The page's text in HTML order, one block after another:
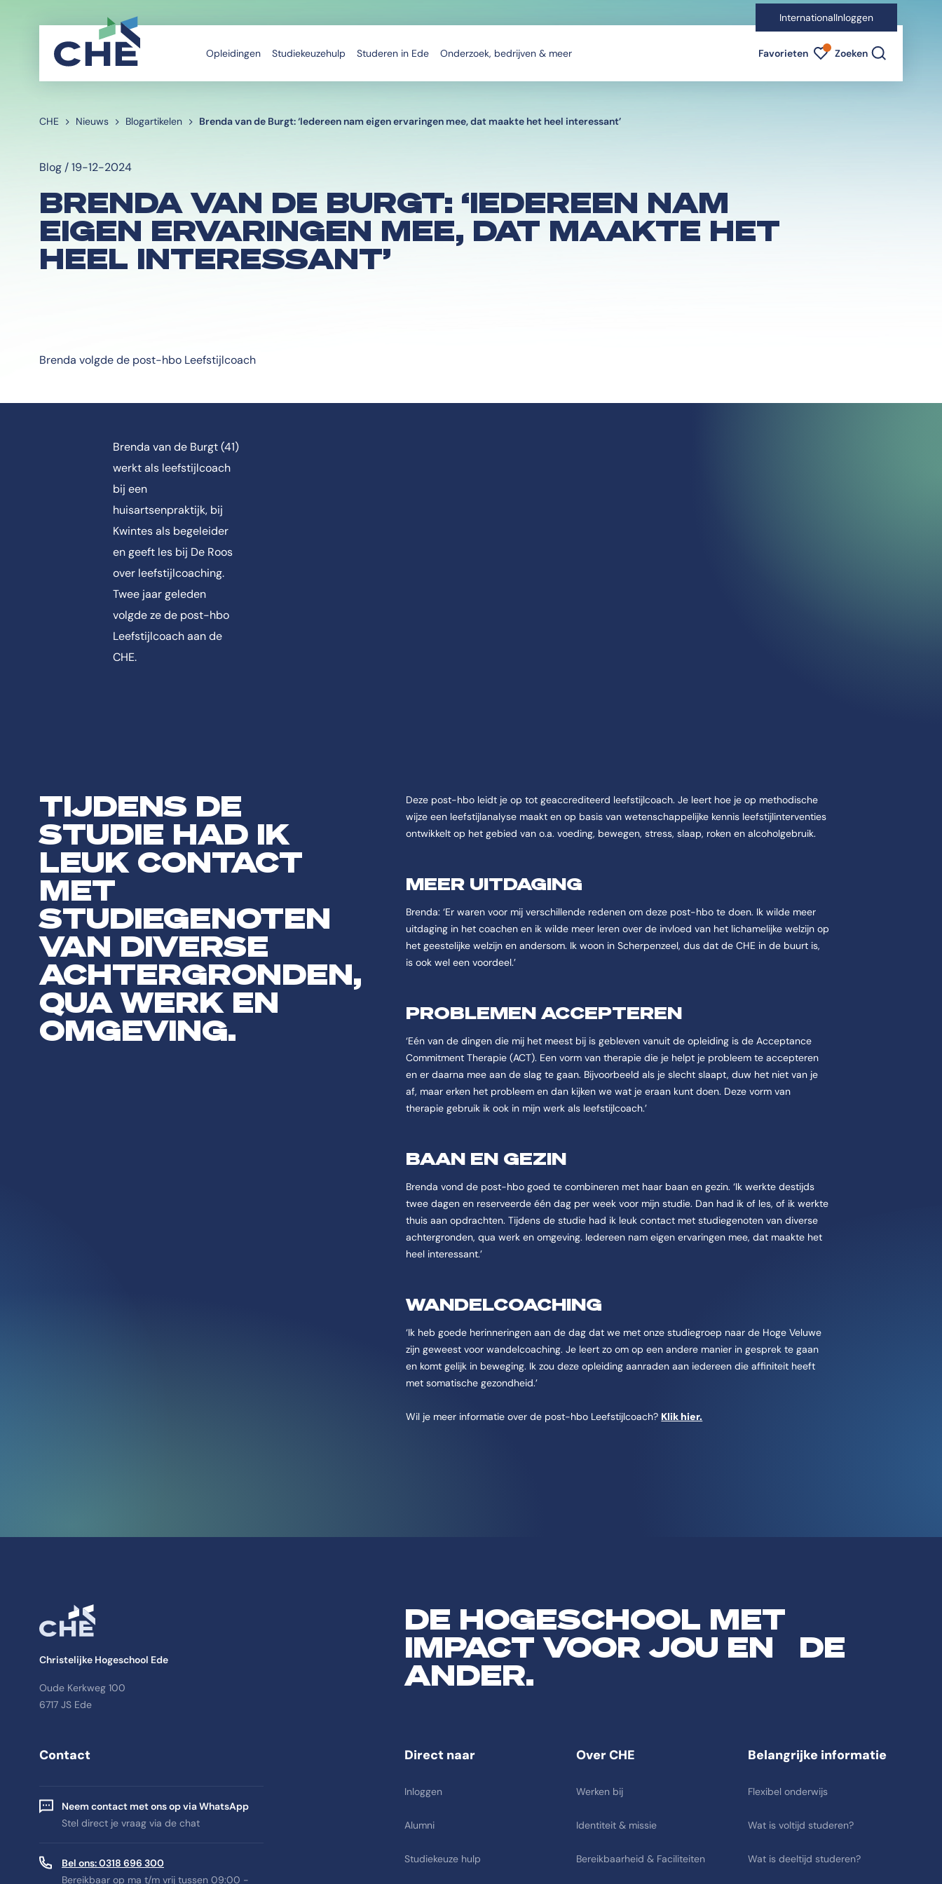
InternationalInloggen
Opleidingen Studiekeuzehulp Studeren in Ede Onderzoek, bedrijven & meer Favorieten Favorieten indicator
Zoeken
CHE Nieuws Blogartikelen Brenda van de Burgt: ‘Iedereen nam eigen ervaringen mee, dat maakte het heel interessant’
Blog / 19-12-2024
BRENDA VAN DE BURGT: ‘IEDEREEN NAM
EIGEN ERVARINGEN MEE, DAT MAAKTE HET
HEEL INTERESSANT’
Brenda volgde de post-hbo Leefstijlcoach
Brenda van de Burgt (41)
werkt als leefstijlcoach
bij een
huisartsenpraktijk, bij
Kwintes als begeleider
en geeft les bij De Roos
over leefstijlcoaching.
Twee jaar geleden
volgde ze de post-hbo
Leefstijlcoach aan de
CHE.
TIJDENS DE
STUDIE HAD IK
LEUK CONTACT
MET
STUDIEGENOTEN
VAN DIVERSE
ACHTERGRONDEN,
QUA WERK EN
OMGEVING.
Deze post-hbo leidt je op tot geaccrediteerd leefstijlcoach. Je leert hoe je op methodische
wijze een leefstijlanalyse maakt en op basis van wetenschappelijke kennis leefstijlinterventies
ontwikkelt op het gebied van o.a. voeding, bewegen, stress, slaap, roken en alcoholgebruik.
MEER UITDAGING
Brenda: ‘Er waren voor mij verschillende redenen om deze post-hbo te doen. Ik wilde meer
uitdaging in het coachen en ik wilde meer leren over de invloed van het lichamelijke welzijn op
het geestelijke welzijn en andersom. Ik woon in Scherpenzeel, dus dat de CHE in de buurt is,
is ook wel een voordeel.’
PROBLEMEN ACCEPTEREN
‘Eén van de dingen die mij het meest bij is gebleven vanuit de opleiding is de Acceptance
Commitment Therapie (ACT). Een vorm van therapie die je helpt je probleem te accepteren
en er daarna mee aan de slag te gaan. Bijvoorbeeld als je slecht slaapt, duw het niet van je
af, maar erken het probleem en dan kijken we wat je eraan kunt doen. Deze vorm van
therapie gebruik ik ook in mijn werk als leefstijlcoach.’
BAAN EN GEZIN
Brenda vond de post-hbo goed te combineren met haar baan en gezin. ‘Ik werkte destijds
twee dagen en reserveerde één dag per week voor mijn studie. Dan had ik of les, of ik werkte
thuis aan opdrachten. Tijdens de studie had ik leuk contact met studiegenoten van diverse
achtergronden, qua werk en omgeving. Iedereen nam eigen ervaringen mee, dat maakte het
heel interessant.’
WANDELCOACHING
‘Ik heb goede herinneringen aan de dag dat we met onze studiegroep naar de Hoge Veluwe
zijn geweest voor wandelcoaching. Je leert zo om op een andere manier in gesprek te gaan
en komt gelijk in beweging. Ik zou deze opleiding aanraden aan iedereen die affiniteit heeft
met somatische gezondheid.’
Wil je meer informatie over de post-hbo Leefstijlcoach? Klik hier.
Christelijke Hogeschool Ede
Oude Kerkweg 100
6717 JS Ede
DE HOGESCHOOL MET
IMPACT VOOR JOU EN DE
ANDER.
Contact
Neem contact met ons op via WhatsApp
Stel direct je vraag via de chat
Bel ons: 0318 696 300
Bereikbaar op ma t/m vrij tussen 09:00 -
Direct naar
Inloggen
Alumni
Studiekeuze hulp
Over CHE
Werken bij
Identiteit & missie
Bereikbaarheid & Faciliteiten
Belangrijke informatie
Flexibel onderwijs
Wat is voltijd studeren?
Wat is deeltijd studeren?